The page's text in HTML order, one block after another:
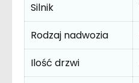
Silnik
Rodzaj nadwozia
Ilość drzwi